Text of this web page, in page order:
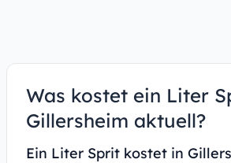
Was kostet ein Liter
Gillersheim aktuell?
Ein Liter Sprit kostet in